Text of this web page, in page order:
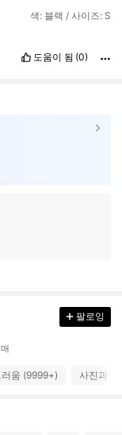
색: 블랙 / 사이즈: S
도움이 됨 (0)
팔로잉
러움 (9999+) 사진과